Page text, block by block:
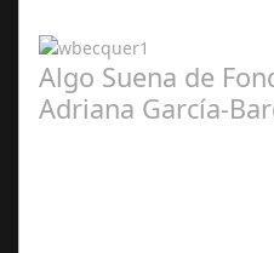
Algo Suena de
Adriana García-